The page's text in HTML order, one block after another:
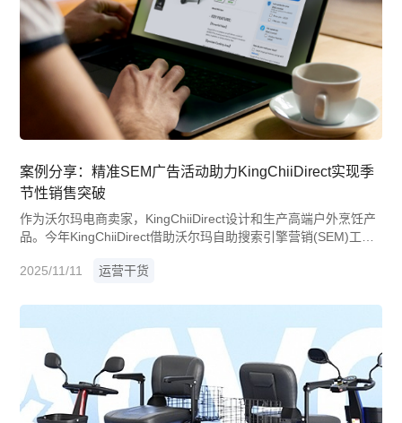
案例分享：精准SEM广告活动助力KingChiiDirect实现季
节性销售突破
作为沃尔玛电商卖家，KingChiiDirect设计和生产高端户外烹饪产
品。今年KingChiiDirect借助沃尔玛自助搜索引擎营销(SEM)工具
EM如何助力该公司取得显著的季节性销售突破，以及更多亮眼表
2025/11/11 运营干货